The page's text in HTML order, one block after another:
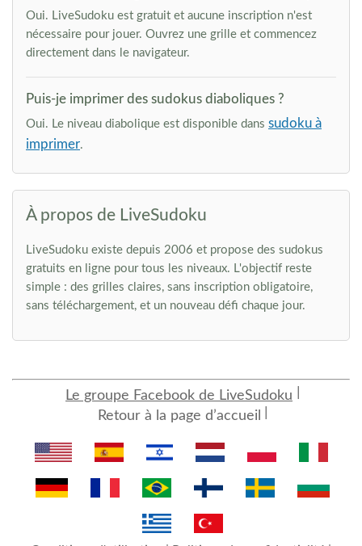
Oui. LiveSudoku est gratuit et aucune inscription n'est
nécessaire pour jouer. Ouvrez une grille et commencez
directement dans le navigateur.
Puis-je imprimer des sudokus diaboliques ?
Oui. Le niveau diabolique est disponible dans sudoku à
imprimer.
À propos de LiveSudoku
LiveSudoku existe depuis 2006 et propose des sudokus
gratuits en ligne pour tous les niveaux. L'objectif reste
simple : des grilles claires, sans inscription obligatoire,
sans téléchargement, et un nouveau défi chaque jour.
Le groupe Facebook de LiveSudoku
Retour à la page d’accueil